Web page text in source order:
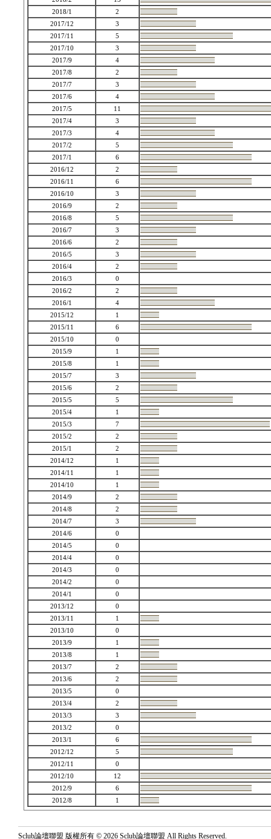
2018/1
2
2017/12
3
2017/11
5
2017/10
3
2017/9
4
2017/8
2
2017/7
3
2017/6
4
2017/5
11
2017/4
3
2017/3
4
2017/2
5
2017/1
6
2016/12
2
2016/11
6
2016/10
3
2016/9
2
2016/8
5
2016/7
3
2016/6
2
2016/5
3
2016/4
2
2016/3
0
2016/2
2
2016/1
4
2015/12
1
2015/11
6
2015/10
0
2015/9
1
2015/8
1
2015/7
3
2015/6
2
2015/5
5
2015/4
1
2015/3
7
2015/2
2
2015/1
2
2014/12
1
2014/11
1
2014/10
1
2014/9
2
2014/8
2
2014/7
3
2014/6
0
2014/5
0
2014/4
0
2014/3
0
2014/2
0
2014/1
0
2013/12
0
2013/11
1
2013/10
0
2013/9
1
2013/8
1
2013/7
2
2013/6
2
2013/5
0
2013/4
2
2013/3
3
2013/2
0
2013/1
6
2012/12
5
2012/11
0
2012/10
12
2012/9
6
2012/8
1
Sclub論壇聯盟 版權所有 © 2026 Sclub論壇聯盟 All Rights Reserved.